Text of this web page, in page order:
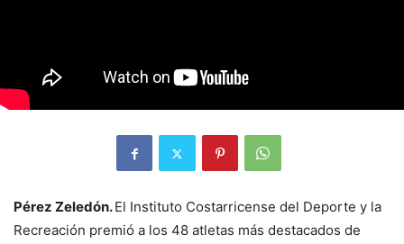
Pérez Zeledón.El Instituto Costarricense del Deporte y la
Recreación premió a los 48 atletas más destacados de